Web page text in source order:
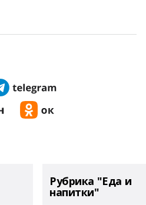
Рубрика "Еда и
напитки"